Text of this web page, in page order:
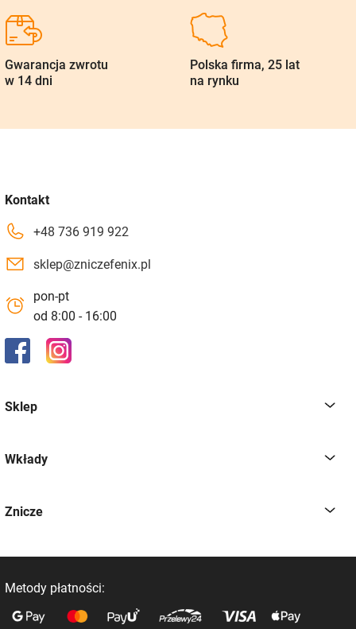
Gwarancja zwrotu
w 14 dni
Polska firma, 25 lat
na rynku
Kontakt
+48 736 919 922
sklep@zniczefenix.pl
pon-pt
od 8:00 - 16:00
Sklep
Wkłady
Znicze
Metody płatności: